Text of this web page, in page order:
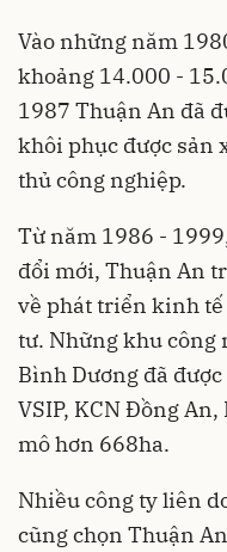
Vào những năm
khoảng 14.000 -
1987 Thuận An đã
khôi phục được sản
thủ công nghiệp.
Từ năm 1986 -
đổi mới, Thuận An
về phát triển kinh
tư. Những khu công
Bình Dương đã
VSIP, KCN Đồng
mô hơn 668ha.
Nhiều công ty liên
cũng chọn Thuận